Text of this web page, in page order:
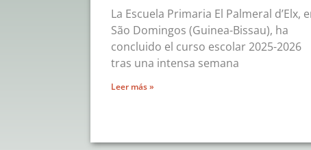
La Escuela Primaria El Palmeral d’Elx,
São Domingos (Guinea-Bissau), ha
concluido el curso escolar 2025-2026
tras una intensa semana
Leer más »